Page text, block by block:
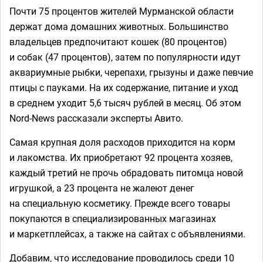
Почти 75 процентов жителей Мурманской области
держат дома домашних животных. Большинство
владельцев предпочитают кошек (80 процентов)
и собак (47 процентов), затем по популярности идут
аквариумные рыбки, черепахи, грызуны и даже певчие
птицы с пауками. На их содержание, питание и уход
в среднем уходит 5,6 тысяч рублей в месяц. Об этом
Nord-News рассказали эксперты Авито.
Самая крупная доля расходов приходится на корм
и лакомства. Их приобретают 92 процента хозяев,
каждый третий не прочь обрадовать питомца новой
игрушкой, а 23 процента не жалеют денег
на специальную косметику. Прежде всего товары
покупаются в специализированных магазинах
и маркетплейсах, а также на сайтах с объявлениями.
Добавим, что исследование проводилось среди 10